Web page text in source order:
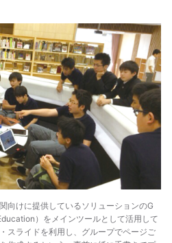
向けに提供しているソリューションのG
）をメインツールとして活用して
スライドを利用し、グループでページご